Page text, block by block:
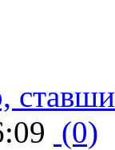
(0)